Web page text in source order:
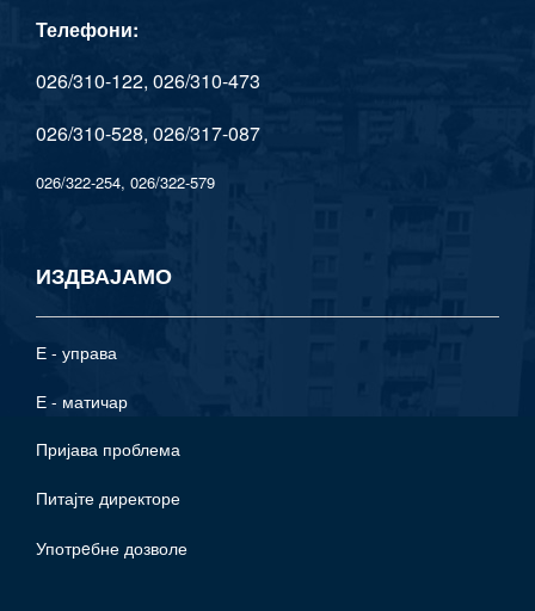
Телефони:
026/310-122, 026/310-473
026/310-528, 026/317-087
026/322-254, 026/322-579
ИЗДВАЈАМО
Е - управа
Е - матичар
Пријава проблема
Питајте директоре
Употрeбне дозволе